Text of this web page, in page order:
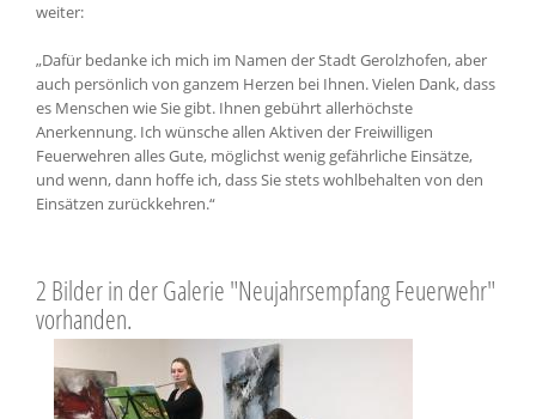
weiter:
„Dafür bedanke ich mich im Namen der Stadt Gerolzhofen, aber
auch persönlich von ganzem Herzen bei Ihnen. Vielen Dank, dass
es Menschen wie Sie gibt. Ihnen gebührt allerhöchste
Anerkennung. Ich wünsche allen Aktiven der Freiwilligen
Feuerwehren alles Gute, möglichst wenig gefährliche Einsätze,
und wenn, dann hoffe ich, dass Sie stets wohlbehalten von den
Einsätzen zurückkehren.“
2 Bilder in der Galerie "Neujahrsempfang Feuerwehr"
vorhanden.